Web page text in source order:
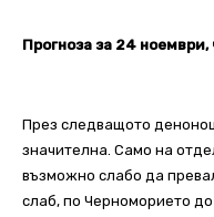
Прогноза за 24 ноември,
През следващото
значителна. Само на
възможно слабо да
слаб, по Черноморието